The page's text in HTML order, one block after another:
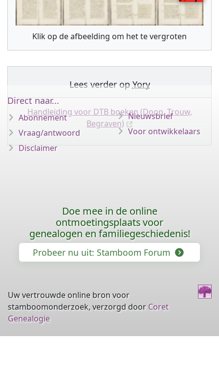
Klik op de afbeelding om het te vergroten
Lees verder op Yory
Handleiding voor DTB boeken (Doop, Trouw,
Begraven)
Direct naar...
Abonnement
Vraag/antwoord
Disclaimer
Nieuwsbrief
Voor ontwikkelaars
Doe mee in de online
ontmoetingsplaats voor
genealogen en familiegeschiedenis!
Probeer nu uit: Stamboom Forum
Uw vertrouwde online bron voor
stamboomonderzoek, verzorgd door Coret
Genealogie